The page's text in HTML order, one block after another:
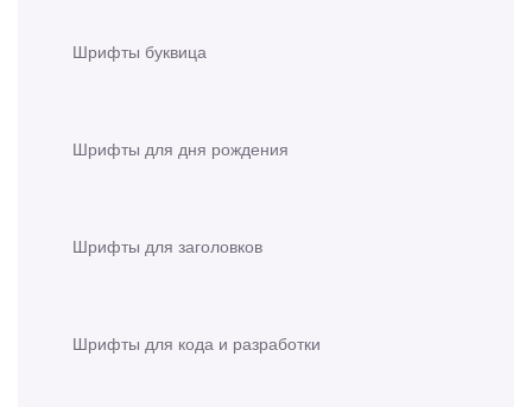
Шрифты буквица
Шрифты для дня рождения
Шрифты для заголовков
Шрифты для кода и разработки